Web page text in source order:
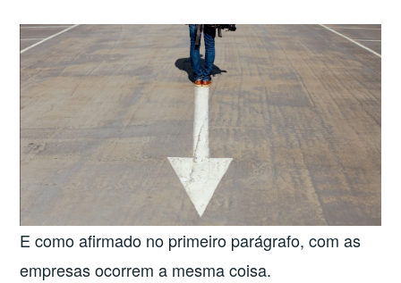
E como afirmado no primeiro parágrafo, com as
empresas ocorrem a mesma coisa.